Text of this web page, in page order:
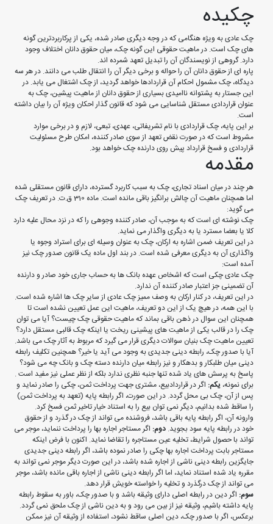
چکیده
چک عادی به ویژه هنگامی که در وجه دیگری صادر شده، یکی از پرکاربردترین گونه
های چک است. در ماهیت حقوقی این گونه چک، میان حقوق دانان اختلاف وجود
دارد. گروهی از نویسندگان آن را تبدیل تعهد شمرده اند.
پاره ای از حقوق دانان آن را حواله و برخی دیگر آن را انتقال طلب می دانند. در هر سه
دیدگاه، چک مشمول احکام آن قراردادها خواهد گردید، از چک اشتغال می یابد. در
این جستار به پشتوانه ناامیدی بسیاری از حقوق دانان از ماهیت پیشین، چک به
عنوان قراردادی مستقل شناسایی می شود که قانون گذار احکان ویژه آن را بیان داشته
است.
بر این پایه، چک قراردادی با نام تشریفاتی، عهدی، تبعی، لازم و در برخی موارد
مشروط است که در صورت نقض تعهد از سوی صادر کننده، امکان طرح مسئولیت
قراردادی و فسخ قرارداد پیش روی دارنده چک خواهد بود.
مقدمه
هر چند در میان اسناد تجاری، چک به سبب کاربرد گسترده، دارای قانون مستقلی شده
اما همچنان ماهیت آن چالش برانگیز باقی مانده است. ماده 310 ق.ت. در تعریف چک
می گوید:
چک نوشته ای است که به موجب آن، صادر کننده وجوهی را که در نزد محال علیه دارد
کلا یا بعضا مسترد یا به دیگری واگذار می نماید.
در این تعریف ضمن اشاره به ارکان، چک به عنوان وسیله ای برای استراد وجوه یا
واگذاری آن به دیگری معرفی شده است. در بند اول ماده یک قانون صدور چک نیز
آمده است:
چک عادی چکی است که اشخاص عهده بانک ها به حساب جاری خود صادر و دارنده
آن تضمینی جز اعتبار صادر کننده آن ندارد.
در این تعریف، در کنار ارکان به وصف ممیز چک عادی از سایر چک ها اشاره شده است.
با این همه، در هیچ یک از این دو تعریف، ماهیت این عمل تعیین نشده است تا
همچنان این سوال در ذهن باقی بماند که ماهیت حقوقی چک چیست؟ آیا می توان
چک را در قالب یکی از ماهیت های پیشینی ریخت یا اینکه چک قالبی مستقل دارد؟
تعیین ماهیت چک بنیان سوالات دیگری قرار می گیرد که مربوط به آثار چک می باشد.
آیا با صدور چک، رابطه دینی جدیدی به وجود می آید یا خیر؟ همچنین تکلیف رابطه
دینی میان طلبکار و بدهکار و نیز رابطه میان دارنده دسته چک و بانک چه می شود؟
پاسخ به پرسش های یاد شده تنها جنبه نظری ندارد بلکه از نظر عملی نیز مفید است .
برای نمونه، یکم: اگر در قراردادبیع، مشتری جهت پرداخت ثمن، چکی را صادر نماید و
پس از آن، چک بی محل گردد. در این صورت، اگر رابطه پایه (تعهد به پرداخت ثمن)
را ساقط شده بدانیم، دیگر نمی توان بیع را به استناد خیار تاخیر ثمن فسخ کرد.
وارونه آن، اگر رابطه پایه باقی باشد، فروشنده می تواند از چک در گذرد و از حقوق
خود در رابطه پایه سود بجوید. دوم: اگر مستاجر اجاره بها را پرداخت ننماید، موجر می
تواند با حصول شرایط، تخلیه عین مستاجره را تقاضا نماید. اکنون با فرض اینکه
مستاجر بابت پرداخت اجاره بها چکی را صادر نموده باشد، اگر رابطه دینی جدیدی
جایگزین رابطه دینی ناشی از اجاره شده باشد، در این صورت دیگر موجر نمی تواند به
مقرره یاد شده استناد نماید، اما اگر رابطه دینی ناشی از اجاره باقی مانده باشد، موجر
می تواند از چک درگذرد و تخلیه را خواسته خویش قرار دهد.
سوم: اگر دین در رابطه اصلی دارای وثیقه باشد و با صدور چک، باور به سقوط رابطه
پایه داشته باشیم، وثیقه نیز از بین می رود و به دین ناشی از چک ملحق نمی گردد.
برعکس، اگر با صدور چک، دین اصلی ساقط نشود، استفاده از وثیقه آن نیز ممکن